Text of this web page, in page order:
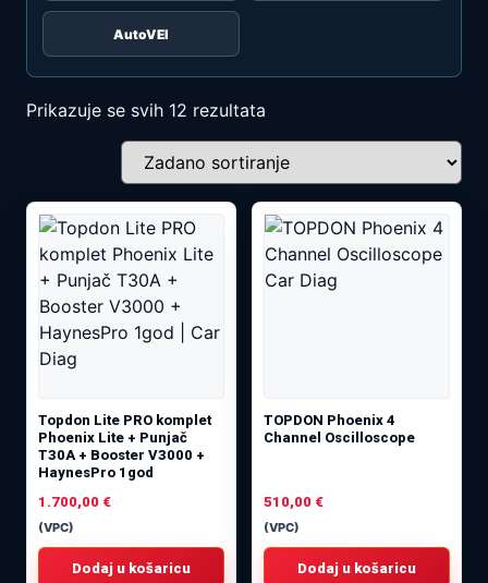
AutoVEI
Prikazuje se svih 12 rezultata
Topdon Lite PRO komplet
Phoenix Lite + Punjač
T30A + Booster V3000 +
HaynesPro 1god
1.700,00 €
(VPC)
Dodaj u košaricu
TOPDON Phoenix 4
Channel Oscilloscope
510,00 €
(VPC)
Dodaj u košaricu